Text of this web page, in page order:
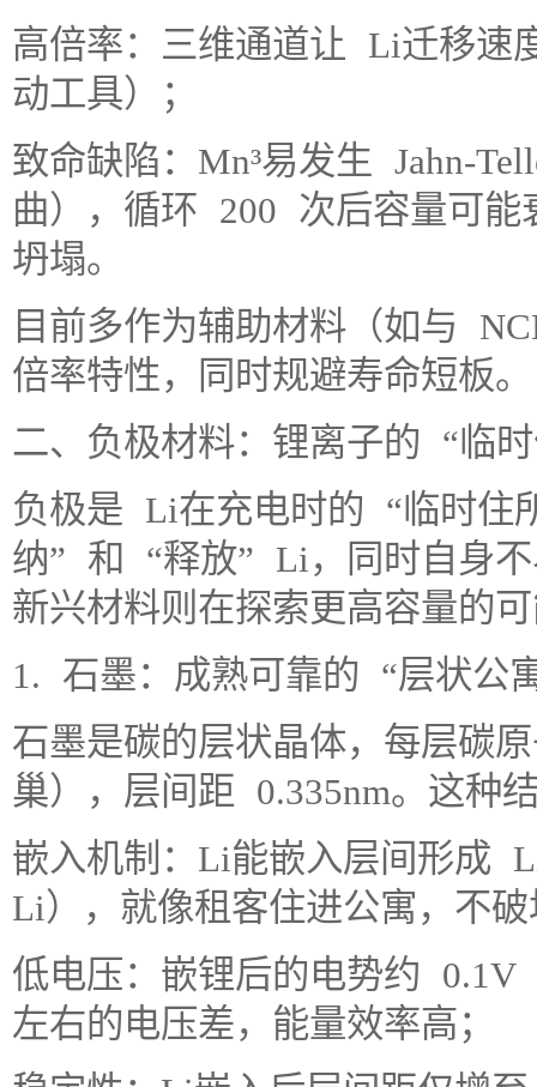
高倍率：三维通道让 Li迁移速
动工具）；
致命缺陷：Mn³易发生 Jahn-
曲），循环 200 次后容量可能
坍塌。
目前多作为辅助材料（如与
倍率特性，同时规避寿命短板。
二、负极材料：锂离子的 “临
负极是 Li在充电时的 “临时住
纳” 和 “释放” Li，同时自身
新兴材料则在探索更高容量的
1. 石墨：成熟可靠的 “层状公
石墨是碳的层状晶体，每层碳
巢），层间距 0.335nm。这种
嵌入机制：Li能嵌入层间形
Li），就像租客住进公寓，不
低电压：嵌锂后的电势约
左右的电压差，能量效率高；